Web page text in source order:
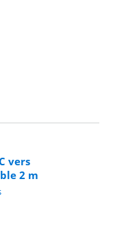
vers
2 m